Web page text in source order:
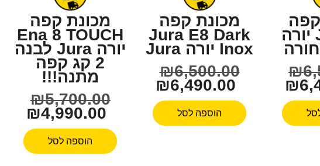
Jura E8 יורה
₪
₪
מכונת קפה
Jura E8 Dark
Inox יורה Jura
₪6,500.00
₪6,490.00
הוספה לסל
מכונת קפה
Ena 8 TOUCH
יורה Jura לבנה
2 קג קפה
מתנה!!!
₪5,700.00
₪4,990.00
הוספה לסל